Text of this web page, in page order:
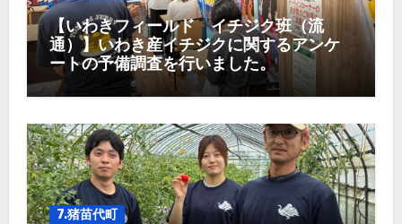
【いわきフィールド イチジク班（流
通）】いわき産イチジクに関するアンケ
ートの予備調査を行いました。
7.猪苗代町